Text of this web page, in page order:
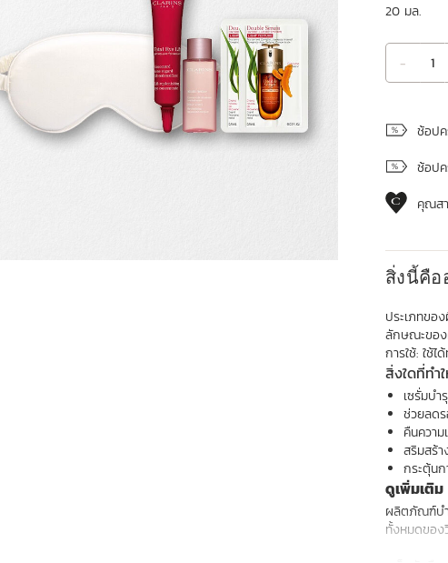
20 มล.
- 1
ช้อป
ช้อป
คุณส
สิ่งนี้คือ
ประเภทขอ
ลักษณะขอ
การใช้: ใช้ไ
สิ่งใดที่ทำ
เซรั่มบ
ช่วยลดร
คืนควา
สริมสร้
กระตุ้น
ดูเพิ่มเติม
ผลิตภัณฑ์บำ
ทั้งหมดของ